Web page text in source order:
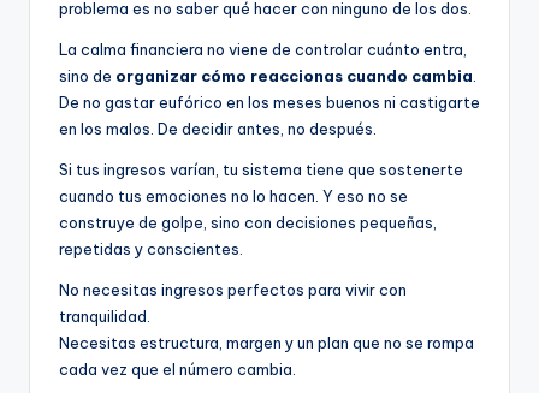
problema es no saber qué hacer con ninguno de los dos.
La calma financiera no viene de controlar cuánto entra,
sino de organizar cómo reaccionas cuando cambia
De no gastar eufórico en los meses buenos ni castigarte
en los malos. De decidir antes, no después.
Si tus ingresos varían, tu sistema tiene que sostenerte
cuando tus emociones no lo hacen. Y eso no se
construye de golpe, sino con decisiones pequeñas,
repetidas y conscientes.
No necesitas ingresos perfectos para vivir con
tranquilidad.
Necesitas estructura, margen y un plan que no se rompa
cada vez que el número cambia.